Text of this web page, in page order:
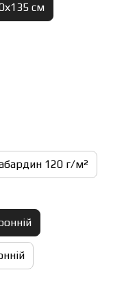
см
120 г/м²